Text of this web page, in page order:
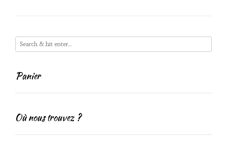
Panier
Où nous trouvez ?